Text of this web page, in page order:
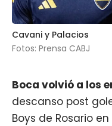
Cavani y Palacios
Fotos: Prensa CABJ
Boca volvió a los
descanso post
Boys de Rosario